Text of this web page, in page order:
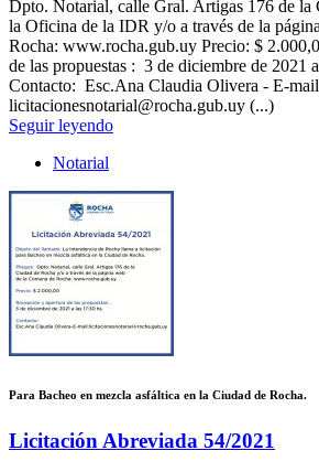
Dpto. Notarial, calle Gral. Artigas 176 de la
la Oficina de la IDR y/o a través de la
Rocha: www.rocha.gub.uy Precio: $
de las propuestas : 3 de diciembre de 2021
Contacto: Esc.Ana Claudia Olivera - E-
licitacionesnotarial@rocha.gub.uy (...)
Seguir leyendo
Notarial
Para Bacheo en mezcla asfáltica en la Ciudad de Rocha.
Licitación Abreviada 54/2021